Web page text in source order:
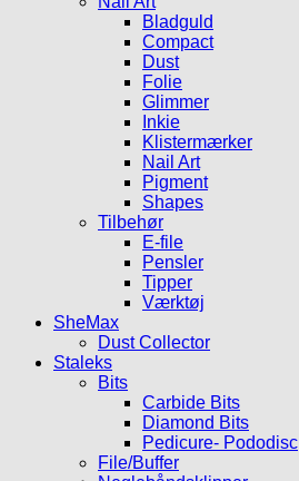
Bladguld
Compact
Dust
Folie
Glimmer
Inkie
Klistermærker
Nail Art
Pigment
Shapes
Tilbehør
E-file
Pensler
Tipper
Værktøj
SheMax
Dust Collector
Staleks
Bits
Carbide Bits
Diamond Bits
Pedicure- Pododisc
File/Buffer